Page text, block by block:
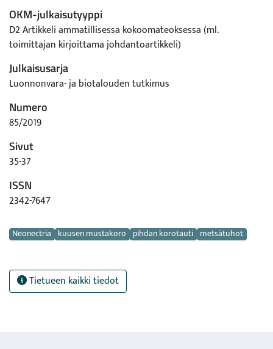
OKM-julkaisutyyppi
D2 Artikkeli ammatillisessa kokoomateoksessa (ml.
toimittajan kirjoittama johdantoartikkeli)
Julkaisusarja
Luonnonvara- ja biotalouden tutkimus
Numero
85/2019
Sivut
35-37
ISSN
2342-7647
Avainsanat
Neonectria kuusen mustakoro pihdan korotauti metsätuhot
Tietueen kaikki tiedot